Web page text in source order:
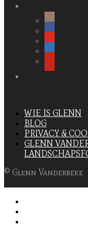
WIE IS GLENN
BLOG
PRIVACY &
GLENN
© Glenn Vanderbeke